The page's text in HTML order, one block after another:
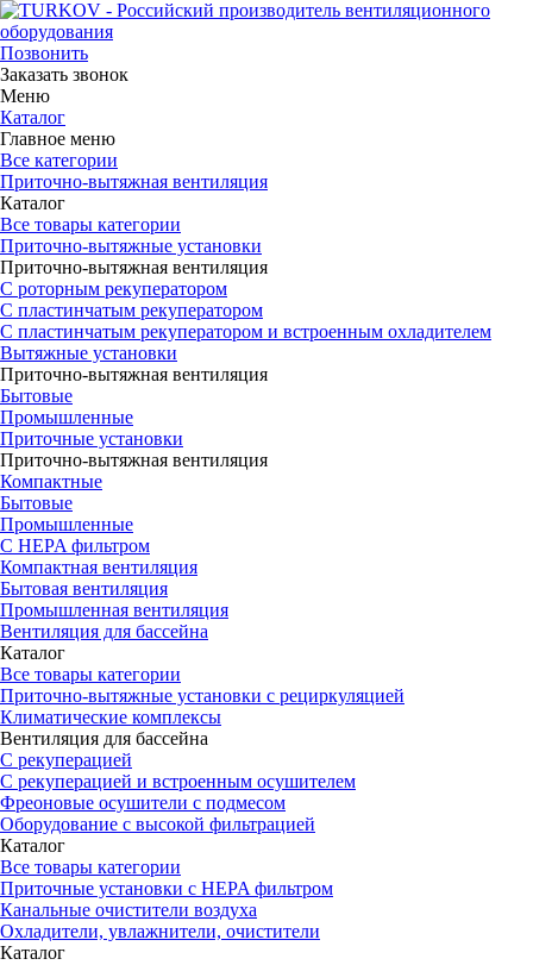
Позвонить
Заказать звонок
Меню
Каталог
Главное меню
Все категории
Приточно-вытяжная вентиляция
Каталог
Все товары категории
Приточно-вытяжные установки
Приточно-вытяжная вентиляция
С роторным рекуператором
С пластинчатым рекуператором
С пластинчатым рекуператором и встроенным охладителем
Вытяжные установки
Приточно-вытяжная вентиляция
Бытовые
Промышленные
Приточные установки
Приточно-вытяжная вентиляция
Компактные
Бытовые
Промышленные
С HEPA фильтром
Компактная вентиляция
Бытовая вентиляция
Промышленная вентиляция
Вентиляция для бассейна
Каталог
Все товары категории
Приточно-вытяжные установки с рециркуляцией
Климатические комплексы
Вентиляция для бассейна
С рекуперацией
С рекуперацией и встроенным осушителем
Фреоновые осушители с подмесом
Оборудование с высокой фильтрацией
Каталог
Все товары категории
Приточные установки c HEPA фильтром
Канальные очистители воздуха
Охладители, увлажнители, очистители
Каталог